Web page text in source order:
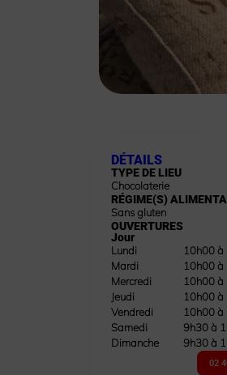
DÉTAILS
TYPE DE LIEU
Chocolaterie
RÉGIME(S)
Sans gluten
OUVERTURES
Jour
Lundi
Mardi
Mercredi
Jeudi
Vendredi
Samedi
Dimanche
10h00 à
10h00 à
10h00 à
10h00 à
10h00 à
9h30 à
9h30 à
02